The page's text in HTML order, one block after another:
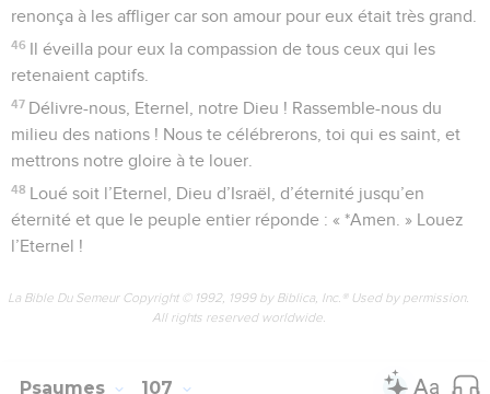
renonça à les affliger car son amour pour eux était très grand.
46 Il éveilla pour eux la compassion de tous ceux qui les
retenaient captifs.
47 Délivre-nous, Eternel, notre Dieu ! Rassemble-nous du
milieu des nations ! Nous te célébrerons, toi qui es saint, et
mettrons notre gloire à te louer.
48 Loué soit l’Eternel, Dieu d’Israël, d’éternité jusqu’en
éternité et que le peuple entier réponde : « *Amen. » Louez
l’Eternel !
La Bible Du Semeur Copyright © 1992, 1999 by Biblica, Inc.® Used by permission.
All rights reserved worldwide.
Psaumes 107